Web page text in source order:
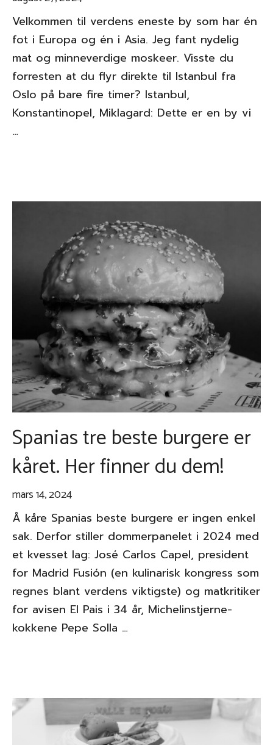
Velkommen til verdens eneste by som har én
fot i Europa og én i Asia. Jeg fant nydelig
mat og minneverdige moskeer. Visste du
forresten at du flyr direkte til Istanbul fra
Oslo på bare fire timer? Istanbul,
Konstantinopel, Miklagard: Dette er en by vi
…
Spanias tre beste burgere er
kåret. Her finner du dem!
mars 14, 2024
Å kåre Spanias beste burgere er ingen enkel
sak. Derfor stiller dommerpanelet i 2024 med
et kvesset lag: José Carlos Capel, president
for Madrid Fusión (en kulinarisk kongress som
regnes blant verdens viktigste) og matkritiker
for avisen El Pais i 34 år, Michelinstjerne-
kokkene Pepe Solla …